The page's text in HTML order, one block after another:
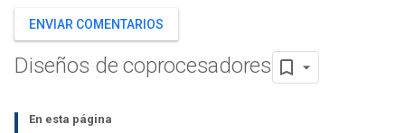
ENVIAR COMENTARIOS
Diseños de coprocesadores
En esta página